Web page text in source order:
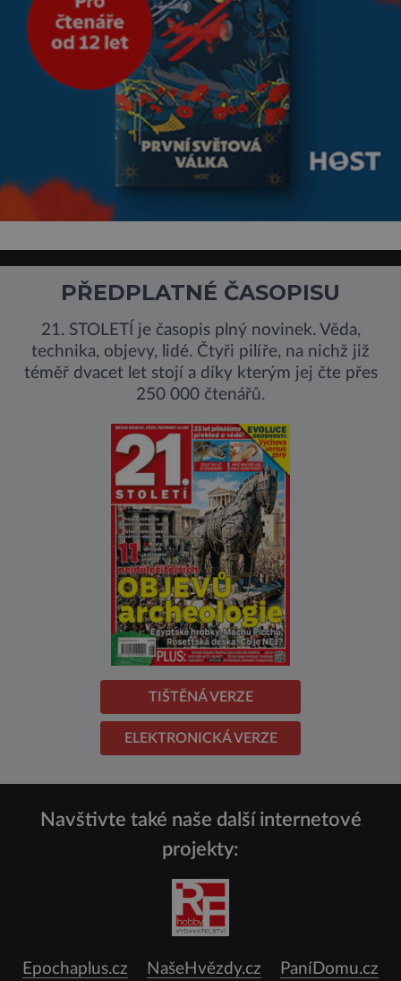
PŘEDPLATNÉ ČASOPISU
21. STOLETÍ je časopis plný novinek. Věda,
technika, objevy, lidé. Čtyři pilíře, na nichž již
téměř dvacet let stojí a díky kterým jej čte přes
250 000 čtenářů.
TIŠTĚNÁ VERZE
ELEKTRONICKÁ VERZE
Navštivte také naše další internetové
projekty:
Epochaplus.cz NašeHvězdy.cz PaníDomu.cz